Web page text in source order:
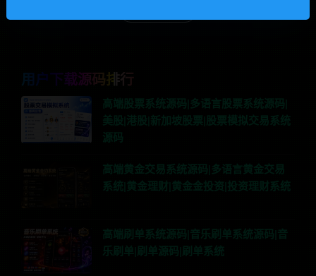
用户下载源码排行
高端股票系统源码|多语言股票系统源码|
美股|港股|新加坡股票|股票模拟交易系统
源码
高端黄金交易系统源码|多语言黄金交易
系统|黄金理财|黄金金投资|投资理财系统
高端刷单系统源码|音乐刷单系统源码|音
乐刷单|刷单源码|刷单系统